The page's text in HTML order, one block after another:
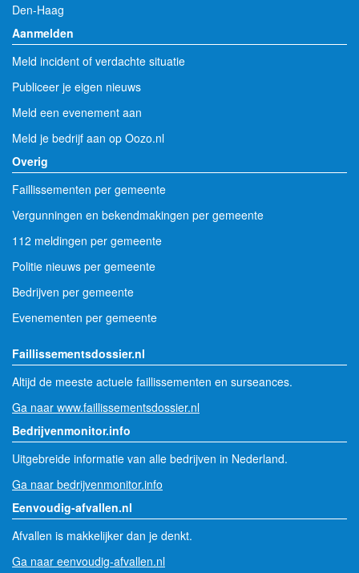
Den-Haag
Aanmelden
Meld incident of verdachte situatie
Publiceer je eigen nieuws
Meld een evenement aan
Meld je bedrijf aan op Oozo.nl
Overig
Faillissementen per gemeente
Vergunningen en bekendmakingen per gemeente
112 meldingen per gemeente
Politie nieuws per gemeente
Bedrijven per gemeente
Evenementen per gemeente
Faillissementsdossier.nl
Altijd de meeste actuele faillissementen en surseances.
Ga naar www.faillissementsdossier.nl
Bedrijvenmonitor.info
Uitgebreide informatie van alle bedrijven in Nederland.
Ga naar bedrijvenmonitor.info
Eenvoudig-afvallen.nl
Afvallen is makkelijker dan je denkt.
Ga naar eenvoudig-afvallen.nl